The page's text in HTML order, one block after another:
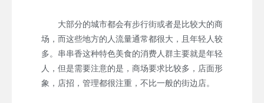
大部分的城市都会有步行街或者是比较大的商
场，而这些地方的人流量通常都很大，且年轻人较
多。串串香这种特色美食的消费人群主要就是年轻
人，但是需要注意的是，商场要求比较多，店面形
象，店招，管理都很注重，不比一般的街边店。